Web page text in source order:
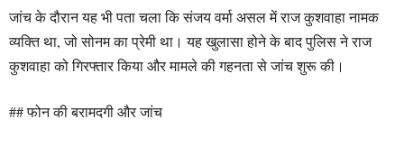
जांच के दौरान यह भी पता चला कि संजय वर्मा असल में राज कुशवाहा नामक
व्यक्ति था, जो सोनम का प्रेमी था। यह खुलासा होने के बाद पुलिस ने राज
कुशवाहा को गिरफ्तार किया और मामले की गहनता से जांच शुरू की।
## फोन की बरामदगी और जांच